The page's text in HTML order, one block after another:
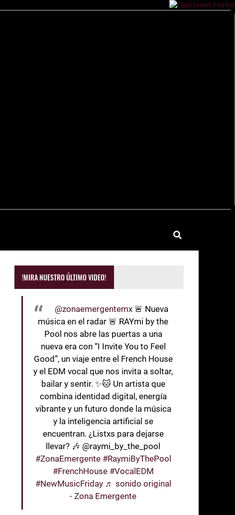
!MIRA NUESTRO ÚLTIMO VIDEO!
@zonaemergentemx 🚨 Nueva
música en el radar 🚨 RAYmi by the
Pool nos abre las puertas a una
nueva era con “I Invite You to Feel
Good”, un viaje entre el French House
y el EDM vocal que nos invita a soltar,
bailar y sentir. ✨🐱 Un artista que
combina identidad digital, energía
vibrante y un futuro donde la música
y la inteligencia artificial se
encuentran. ¿Listxs para dejarse
llevar? 🎶 @raymi_by_the_pool
#ZonaEmergente #RaymiByThePool
#FrenchHouse #VocalEDM
#NewMusicFriday ♬ sonido original
- Zona Emergente